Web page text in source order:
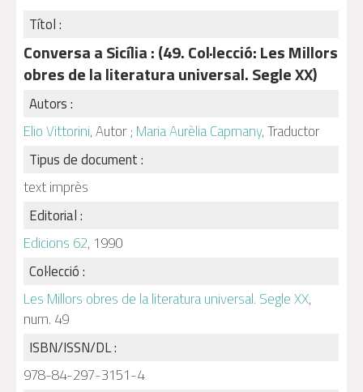
Títol :
Conversa a Sicília : (49. Col·lecció: Les Millors
obres de la literatura universal. Segle XX)
Autors :
Elio Vittorini, Autor ; Maria Aurèlia Capmany, Traductor
Tipus de document :
text imprès
Editorial :
Edicions 62, 1990
Col·lecció :
Les Millors obres de la literatura universal. Segle XX,
num. 49
ISBN/ISSN/DL :
978-84-297-3151-4